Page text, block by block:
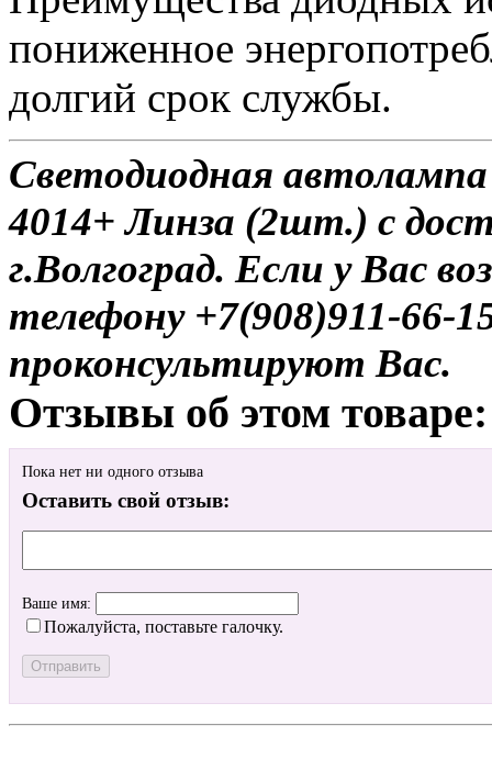
пониженное
долгий срок службы.
Светодиодная
4014+ Линза (2шт.) с
г.Волгоград. Если у Вас
телефону +7(908)911-
проконсультируют Вас.
Отзывы об этом товаре:
Пока нет ни одного отзыва
Оставить свой отзыв:
Ваше имя:
Пожалуйста, поставьте галочку.